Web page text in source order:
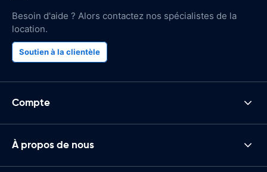
Besoin d'aide ? Alors contactez nos spécialistes de la
location.
Soutien à la clientèle
Compte
À propos de nous